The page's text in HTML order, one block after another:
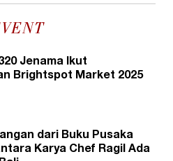
Jenama Ikut
Brightspot Market 2025
dari Buku Pusaka
Karya Chef Ragil Ada